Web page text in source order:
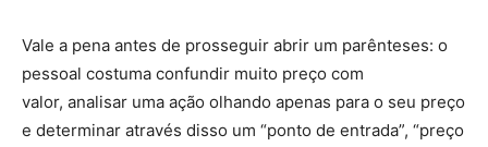
Vale a pena antes de prosseguir abrir um parênteses: o
pessoal costuma confundir muito preço com
valor, analisar uma ação olhando apenas para o seu preço
e determinar através disso um “ponto de entrada”, “preço